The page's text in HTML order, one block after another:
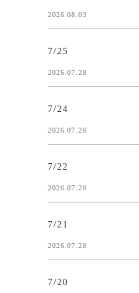
2026.08.03
7/25
2026.07.28
7/24
2026.07.28
7/22
2026.07.28
7/21
2026.07.28
7/20